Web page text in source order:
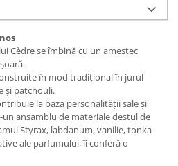
Cèdre se îmbină cu un amestec
în mod tradițional în jurul
și patchouli.
la baza personalității sale și
ansamblu de materiale destul de
Styrax, labdanum, vanilie, tonka
ale parfumului, îi conferă o